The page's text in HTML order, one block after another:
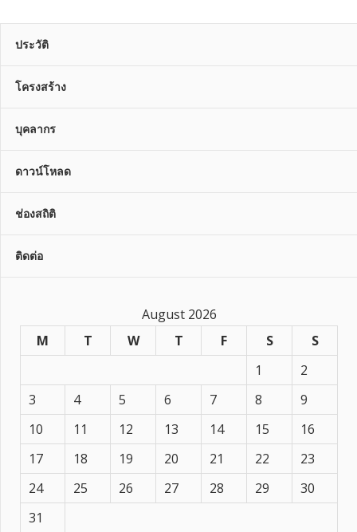
ประวัติ
โครงสร้าง
บุคลากร
ดาวน์โหลด
ช่องสถิติ
ติดต่อ
August 2026
M
T W T F S S
1
2
3
4 5 6 7 8
9
10
11 12 13 14 15
16
17
18 19 20 21 22
23
24
25 26 27 28 29
30
31